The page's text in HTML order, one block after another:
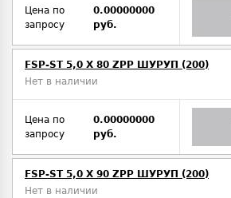
Цена по
запросу
0.00000000
руб.
FSP-ST 5,0 X 80 ZPP ШУРУП (200)
Нет в наличии
Цена по
запросу
0.00000000
руб.
FSP-ST 5,0 X 90 ZPP ШУРУП (200)
Нет в наличии